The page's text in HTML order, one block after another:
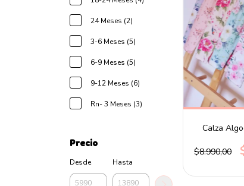
24 Meses (2)
3-6 Meses (5)
6-9 Meses (5)
9-12 Meses (6)
Rn- 3 Meses (3)
Precio
Desde Hasta
Calza
$8.990,00